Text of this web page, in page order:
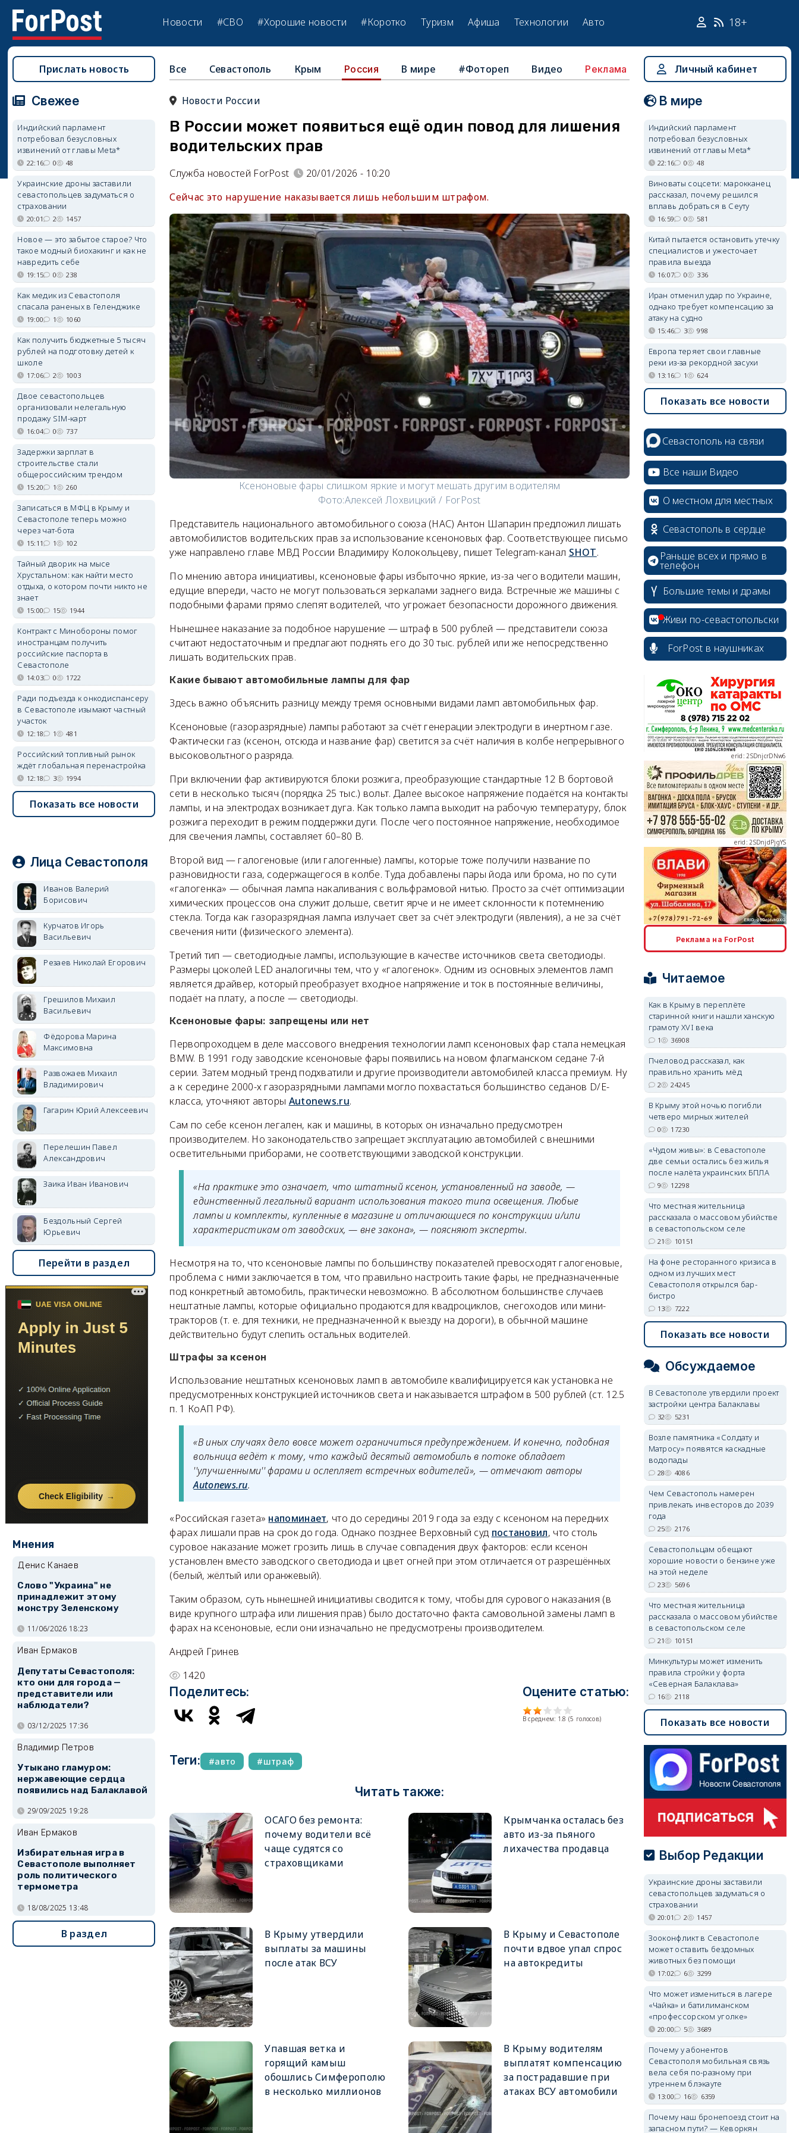
Новости #СВО #Хорошие новости #Коротко Туризм Афиша Технологии Авто 18+
Все Севастополь Крым Россия В мире #Фотореп Видео Реклама
Новости России
В России может появиться ещё один повод для лишения
водительских прав
Служба новостей ForPost
20/01/2026 - 10:20
Сейчас это нарушение наказывается лишь небольшим штрафом.
Ксеноновые фары слишком яркие и могут мешать другим водителям
Фото:Алексей Лохвицкий / ForPost
Представитель национального автомобильного союза (НАС) Антон Шапарин предложил лишать
автомобилистов водительских прав за использование ксеноновых фар. Соответствующее письмо
уже направлено главе МВД России Владимиру Колокольцеву, пишет Telegram-канал SHOT.
По мнению автора инициативы, ксеноновые фары избыточно яркие, из-за чего водители машин,
едущие впереди, часто не могут пользоваться зеркалами заднего вида. Встречные же машины с
подобными фарами прямо слепят водителей, что угрожает безопасности дорожного движения.
Нынешнее наказание за подобное нарушение — штраф в 500 рублей — представители союза
считают недостаточным и предлагают поднять его до 30 тыс. рублей или же непосредственно
лишать водительских прав.
Какие бывают автомобильные лампы для фар
Здесь важно объяснить разницу между тремя основными видами ламп автомобильных фар.
Ксеноновые (газоразрядные) лампы работают за счёт генерации электродуги в инертном газе.
Фактически газ (ксенон, отсюда и название фар) светится за счёт наличия в колбе непрерывного
высоковольтного разряда.
При включении фар активируются блоки розжига, преобразующие стандартные 12 В бортовой
сети в несколько тысяч (порядка 25 тыс.) вольт. Далее высокое напряжение подаётся на контакты
лампы, и на электродах возникает дуга. Как только лампа выходит на рабочую температуру, блок
розжига переходит в режим поддержки дуги. После чего постоянное напряжение, необходимое
для свечения лампы, составляет 60–80 В.
Второй вид — галогеновые (или галогенные) лампы, которые тоже получили название по
разновидности газа, содержащегося в колбе. Туда добавлены пары йода или брома, но по сути
«галогенка» — обычная лампа накаливания с вольфрамовой нитью. Просто за счёт оптимизации
химических процессов она служит дольше, светит ярче и не имеет склонности к потемнению
стекла. Тогда как газоразрядная лампа излучает свет за счёт электродуги (явления), а не за счёт
свечения нити (физического элемента).
Третий тип — светодиодные лампы, использующие в качестве источников света светодиоды.
Размеры цоколей LED аналогичны тем, что у «галогенок». Одним из основных элементов ламп
является драйвер, который преобразует входное напряжение и ток в постоянные величины,
подаёт на плату, а после — светодиоды.
Ксеноновые фары: запрещены или нет
Первопроходцем в деле массового внедрения технологии ламп ксеноновых фар стала немецкая
BMW. В 1991 году заводские ксеноновые фары появились на новом флагманском седане 7-й
серии. Затем модный тренд подхватили и другие производители автомобилей класса премиум. Ну
а к середине 2000-х газоразрядными лампами могло похвастаться большинство седанов D/E-
класса, уточняют авторы Autonews.ru.
Сам по себе ксенон легален, как и машины, в которых он изначально предусмотрен
производителем. Но законодательство запрещает эксплуатацию автомобилей с внешними
осветительными приборами, не соответствующими заводской конструкции.
«На практике это означает, что штатный ксенон, установленный на заводе, —
единственный легальный вариант использования такого типа освещения. Любые
лампы и комплекты, купленные в магазине и отличающиеся по конструкции и/или
характеристикам от заводских, — вне закона», — поясняют эксперты.
Несмотря на то, что ксеноновые лампы по большинству показателей превосходят галогеновые,
проблема с ними заключается в том, что правильно настроить такие фары, не предназначенные
под конкретный автомобиль, практически невозможно. В абсолютном большинстве случаев
нештатные лампы, которые официально продаются для квадроциклов, снегоходов или мини-
тракторов (т. е. для техники, не предназначенной к выезду на дороги), в обычной машине
действительно будут слепить остальных водителей.
Штрафы за ксенон
Использование нештатных ксеноновых ламп в автомобиле квалифицируется как установка не
предусмотренных конструкцией источников света и наказывается штрафом в 500 рублей (ст. 12.5
п. 1 КоАП РФ).
«В иных случаях дело вовсе может ограничиться предупреждением. И конечно, подобная
вольница ведёт к тому, что каждый десятый автомобиль в потоке обладает
''улучшенными'' фарами и ослепляет встречных водителей», — отмечают авторы
Autonews.ru.
«Российская газета» напоминает, что до середины 2019 года за езду с ксеноном на передних
фарах лишали прав на срок до года. Однако позднее Верховный суд постановил, что столь
суровое наказание может грозить лишь в случае совпадения двух факторов: если ксенон
установлен вместо заводского светодиода и цвет огней при этом отличается от разрешённых
(белый, жёлтый или оранжевый).
Таким образом, суть нынешней инициативы сводится к тому, чтобы для сурового наказания (в
виде крупного штрафа или лишения прав) было достаточно факта самовольной замены ламп в
фарах на ксеноновые, если они изначально не предусмотрены производителем.
Андрей Гринев
1420
Поделитесь: Оцените статью:
В среднем: 1.8 (5 голосов)
Теги: авто штраф
Читать также:
ОСАГО без ремонта:
почему водители всё
чаще судятся со
страховщиками
Крымчанка осталась без
авто из-за пьяного
лихачества продавца
В Крыму утвердили
выплаты за машины
после атак ВСУ
В Крыму и Севастополе
почти вдвое упал спрос
на автокредиты
Упавшая ветка и
горящий камыш
обошлись Симферополю
в несколько миллионов
В Крыму водителям
выплатят компенсацию
за пострадавшие при
атаках ВСУ автомобили
Прислать новость
Свежее
Индийский парламент
потребовал безусловных
извинений от главы Meta*
22:16 0 48
Украинские дроны заставили
севастопольцев задуматься о
страховании
20:01 2 1457
Новое — это забытое старое? Что
такое модный биохакинг и как не
навредить себе
19:15 0 238
Как медик из Севастополя
спасала раненых в Геленджике
19:00 1 1060
Как получить бюджетные 5 тысяч
рублей на подготовку детей к
школе
17:06 2 1003
Двое севастопольцев
организовали нелегальную
продажу SIM-карт
16:04 0 737
Задержки зарплат в
строительстве стали
общероссийским трендом
15:20 1 260
Записаться в МФЦ в Крыму и
Севастополе теперь можно
через чат-бота
15:11 1 102
Тайный дворик на мысе
Хрустальном: как найти место
отдыха, о котором почти никто не
знает
15:00 15 1944
Контракт с Минобороны помог
иностранцам получить
российские паспорта в
Севастополе
14:03 0 1722
Ради подъезда к онкодиспансеру
в Севастополе изымают частный
участок
12:18 1 481
Российский топливный рынок
ждёт глобальная перенастройка
12:18 3 1994
Показать все новости
Лица Севастополя
Иванов Валерий
Борисович
Курчатов Игорь
Васильевич
Резаев Николай Егорович
Грешилов Михаил
Васильевич
Фёдорова Марина
Максимовна
Развожаев Михаил
Владимирович
Гагарин Юрий Алексеевич
Перелешин Павел
Александрович
Заика Иван Иванович
Бездольный Сергей
Юрьевич
Перейти в раздел
Мнения
Денис Канаев
Слово "Украина" не
принадлежит этому
монстру Зеленскому
11/06/2026 18:23
Иван Ермаков
Депутаты Севастополя:
кто они для города —
представители или
наблюдатели?
03/12/2025 17:36
Владимир Петров
Утыкано гламуром:
нержавеющие сердца
появились над Балаклавой
29/09/2025 19:28
Иван Ермаков
Избирательная игра в
Севастополе выполняет
роль политического
термометра
18/08/2025 13:48
В раздел
Личный кабинет
В мире
Индийский парламент
потребовал безусловных
извинений от главы Meta*
22:16 0 48
Виноваты соцсети: марокканец
рассказал, почему решился
вплавь добраться в Сеуту
16:59 0 581
Китай пытается остановить утечку
специалистов и ужесточает
правила выезда
16:07 0 336
Иран отменил удар по Украине,
однако требует компенсацию за
атаку на судно
15:46 3 998
Европа теряет свои главные
реки из-за рекордной засухи
13:16 1 624
Показать все новости
Севастополь на связи
Все наши Видео
О местном для местных
Севастополь в сердце
Раньше всех и прямо в
телефон
Большие темы и драмы
Живи по-севастопольски
ForPost в наушниках
erid: 2SDnjcrDNw6
erid: 2SDnjdPjgYS
erid: 2SDnjdvhGXG
erid: 2SDnjcrDNw6
erid: 2SDnjdPjgYS
erid: 2SDnjdvhGXG
Реклама на ForPost
Читаемое
Как в Крыму в переплёте
старинной книги нашли ханскую
грамоту XVI века
1 36908
Пчеловод рассказал, как
правильно хранить мёд
2 24245
В Крыму этой ночью погибли
четверо мирных жителей
0 17230
«Чудом живы»: в Севастополе
две семьи остались без жилья
после налёта украинских БПЛА
9 12298
Что местная жительница
рассказала о массовом убийстве
в севастопольском селе
21 10151
На фоне ресторанного кризиса в
одном из лучших мест
Севастополя открылся бар-
бистро
13 7222
Показать все новости
Обсуждаемое
В Севастополе утвердили проект
застройки центра Балаклавы
32 5231
Возле памятника «Солдату и
Матросу» появятся каскадные
водопады
28 4086
Чем Севастополь намерен
привлекать инвесторов до 2039
года
25 2176
Севастопольцам обещают
хорошие новости о бензине уже
на этой неделе
23 5696
Что местная жительница
рассказала о массовом убийстве
в севастопольском селе
21 10151
Минкультуры может изменить
правила стройки у форта
«Северная Балаклава»
16 2118
Показать все новости
Выбор Редакции
Украинские дроны заставили
севастопольцев задуматься о
страховании
20:01 2 1457
Зооконфликт в Севастополе
может оставить бездомных
животных без помощи
17:02 6 3299
Что может измениться в лагере
«Чайка» и батилиманском
«профессорском уголке»
20:00 5 3689
Почему у абонентов
Севастополя мобильная связь
вела себя по-разному при
утреннем блэкауте
13:00 16 6359
Почему наш бронепоезд стоит на
запасном пути? — Кеворкян